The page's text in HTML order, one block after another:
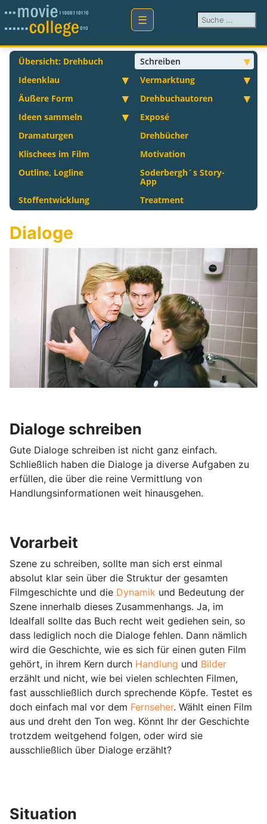
Suchen ...
Übersicht: Drehbuch
Schreiben
Ideenklau
Vermarktung
Äußere Form
Drehbuchautoren
Ideen sammeln
Exposé
Dramaturgen
Drehbücher
Klischees im Film
Motivation
Outline, Logline
Soderbergh´s Story-
App
Stoffentwicklung
Treatment
Dialoge
Dialoge schreiben
Gute Dialoge schreiben ist nicht ganz einfach.
Schließlich haben die Dialoge ja diverse Aufgaben zu
erfüllen, die über die reine Vermittlung von
Handlungsinformationen weit hinausgehen.
Vorarbeit
Szene zu schreiben, sollte man sich erst einmal
absolut klar sein über die Struktur der gesamten
Filmgeschichte und die Dynamik und Bedeutung der
Szene innerhalb dieses Zusammenhangs. Ja, im
Idealfall sollte das Buch recht weit gediehen sein, so
dass lediglich noch die Dialoge fehlen. Dann nämlich
wird die Geschichte, wie es sich für einen guten Film
gehört, in ihrem Kern durch Handlung und Bilder
erzählt und nicht, wie bei vielen schlechten Filmen,
fast ausschließlich durch sprechende Köpfe. Testet es
doch einfach mal vor dem Fernseher. Wählt einen Film
aus und dreht den Ton weg. Könnt Ihr der Geschichte
trotzdem weitgehend folgen, oder wird sie
ausschließlich über Dialoge erzählt?
Situation